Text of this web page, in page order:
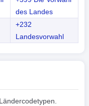
des Landes
+232
Landesvorwahl